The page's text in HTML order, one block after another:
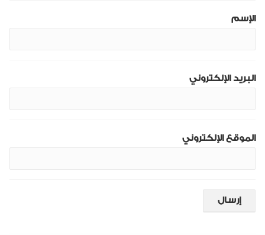
الإسم
البريد الإلكتروني
الموقع الإلكتروني